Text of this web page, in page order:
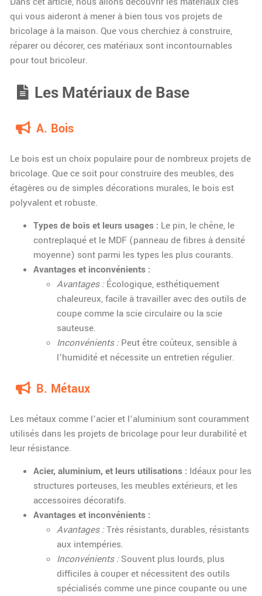
qui vous aideront à mener à bien tous vos projets de
bricolage à la maison. Que vous cherchiez à construire,
réparer ou décorer, ces matériaux sont incontournables
pour tout bricoleur.
Les Matériaux de Base
A. Bois
Le bois est un choix populaire pour de nombreux projets de
bricolage. Que ce soit pour construire des meubles, des
étagères ou de simples décorations murales, le bois est
polyvalent et robuste.
Types de bois et leurs usages : Le pin, le chêne, le
contreplaqué et le MDF (panneau de fibres à densité
moyenne) sont parmi les types les plus courants.
Avantages et inconvénients :
Avantages :Écologique, esthétiquement
chaleureux, facile à travailler avec des outils de
coupe comme la scie circulaire ou la scie
sauteuse.
Inconvénients :Peut être coûteux, sensible à
l’humidité et nécessite un entretien régulier.
B. Métaux
Les métaux comme l’acier et l’aluminium sont couramment
utilisés dans les projets de bricolage pour leur durabilité et
leur résistance.
Acier, aluminium, et leurs utilisations : Idéaux pour les
structures porteuses, les meubles extérieurs, et les
accessoires décoratifs.
Avantages et inconvénients :
Avantages :Très résistants, durables, résistants
aux intempéries.
Inconvénients :Souvent plus lourds, plus
difficiles à couper et nécessitent des outils
spécialisés comme une pince coupante ou une